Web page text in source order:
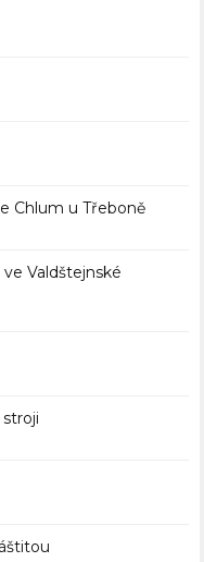
Chlum u Třeboně
Valdštejnské